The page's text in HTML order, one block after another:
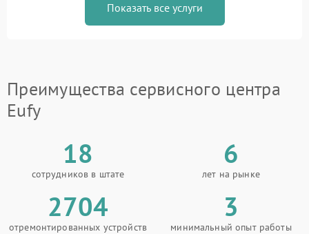
Показать все услуги
Преимущества сервисного центра
Eufy
18
сотрудников в штате
6
лет на рынке
2704
отремонтированных устройств
3
минимальный опыт работы